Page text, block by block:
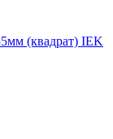
(квадрат) IEK